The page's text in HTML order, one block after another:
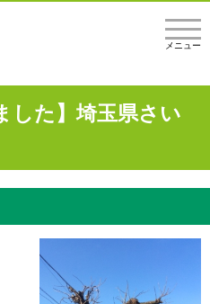
メニュー
した】埼玉県さい